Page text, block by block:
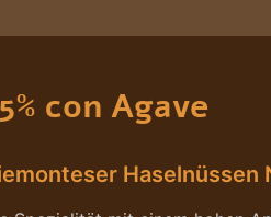
con Agave